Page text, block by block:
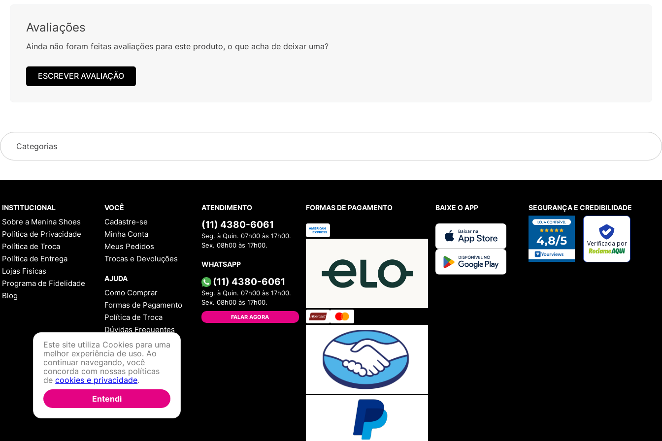
Avaliações
Ainda não foram feitas avaliações para este produto, o que acha de deixar uma?
ESCREVER AVALIAÇÃO
Categorias
INSTITUCIONAL
Sobre a Menina Shoes
Política de Privacidade
Política de Troca
Política de Entrega
Lojas Físicas
Programa de Fidelidade
Blog
VOCÊ
Cadastre-se
Minha Conta
Meus Pedidos
Trocas e Devoluções
AJUDA
Como Comprar
Formas de Pagamento
Política de Troca
Dúvidas Frequentes
ATENDIMENTO
(11) 4380-6061
Seg. à Quin. 07h00 às 17h00.
Sex. 08h00 às 17h00.
WHATSAPP
(11) 4380-6061
Seg. à Quin. 07h00 às 17h00.
Sex. 08h00 às 17h00.
FALAR AGORA
FORMAS DE PAGAMENTO BAIXE O APP SEGURANÇA E CREDIBILIDADE
Este site utiliza Cookies para uma
melhor experiência de uso. Ao
continuar navegando, você
concorda com nossas políticas
decookies e privacidade.
Entendi